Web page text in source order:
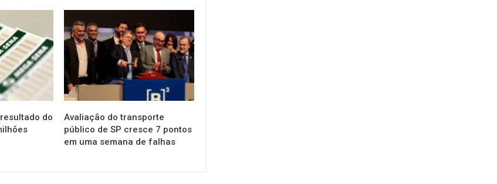
do
Avaliação do transporte
público de SP cresce 7 pontos
em uma semana de falhas